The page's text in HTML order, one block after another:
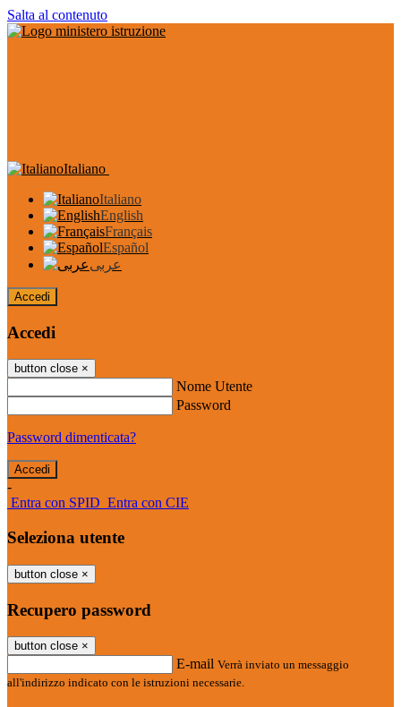
Salta al contenuto
Italiano
Italiano
English
Français
Español
عربى
Accedi
Accedi
button close ×
Nome Utente
Password
Password dimenticata?
-
Entra con SPID Entra con CIE
Seleziona utente
button close ×
Recupero password
button close ×
E-mail Verrà inviato un messaggio
all'indirizzo indicato con le istruzioni necessarie.